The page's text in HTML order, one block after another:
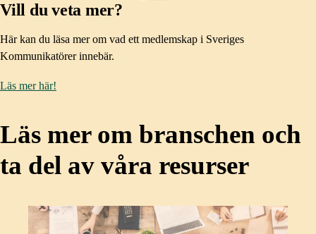
Vill du veta mer?
Här kan du läsa mer om vad ett medlemskap i Sveriges
Kommunikatörer innebär.
Läs mer här!
Läs mer om branschen och
ta del av våra resurser